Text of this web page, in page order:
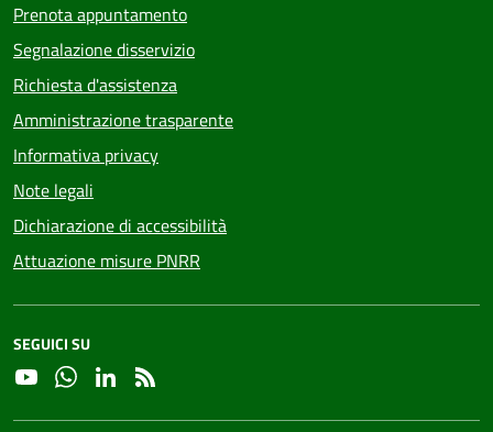
Prenota appuntamento
Segnalazione disservizio
Richiesta d'assistenza
Amministrazione trasparente
Informativa privacy
Note legali
Dichiarazione di accessibilità
Attuazione misure PNRR
SEGUICI SU
YouTubeWhatsapp
Linkedin